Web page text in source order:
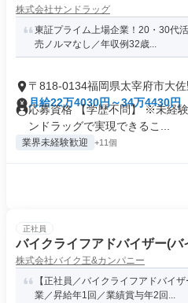
株式会社サンドラッグ
東証プライム上場企業！20・30代
売ノルマなし／年収例32歳...
〒818-0134福岡県太宰府市大佐
月給22万4030円～34万4430円
応募資格 【学歴不問】 ※未経
ンドラッグで実現できるこ...
業界未経験歓迎 +11個
正社員
バイクライフアドバイザー(バ
株式会社バイク王&カンパニー
【正社員／バイクライフアドバイ
業／昇給年1回／業績賞与年2回...